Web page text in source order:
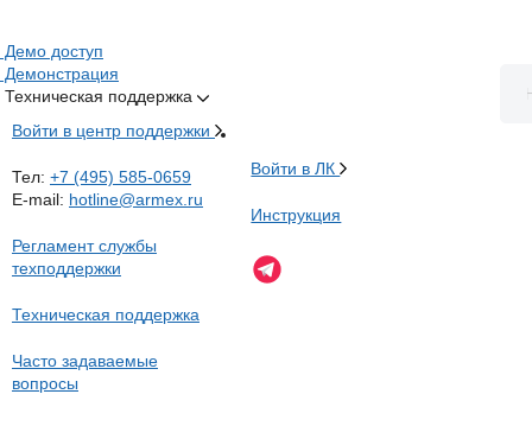
Демо доступ
Демонстрация
Техническая поддержка
Войти в центр поддержки
Тел: +7 (495) 585-0659
E-mail: hotline@armex.ru
Регламент службы
техподдержки
Техническая поддержка
Часто задаваемые
вопросы
Войти в ЛК
Инструкция